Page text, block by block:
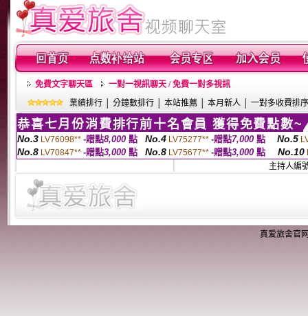
免費文字聊天區
一對一視訊聊天 / 免費一對多視訊
業績排行
分鐘數排行 本站推薦 本月新人 一對多收費排序
恭喜七月份消費排行前十名會員 獲得免費點數~
No.3 LV76098** -贈點8,000 點 No.4 LV75277** -贈點7,000 點 No.5
No.8 LV70847** -贈點3,000 點 No.8 LV75677** -贈點3,000 點 No.10
主持人編
真爱旅舍官